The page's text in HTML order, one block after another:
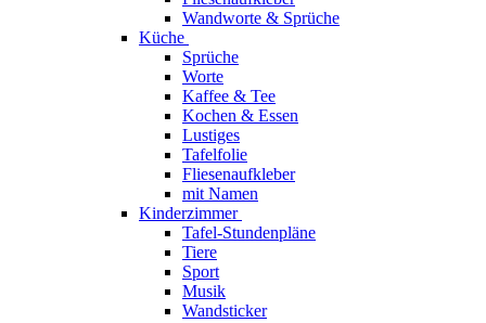
Wandworte & Sprüche
Küche
Sprüche
Worte
Kaffee & Tee
Kochen & Essen
Lustiges
Tafelfolie
Fliesenaufkleber
mit Namen
Kinderzimmer
Tafel-Stundenpläne
Tiere
Sport
Musik
Wandsticker